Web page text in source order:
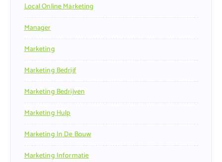
Local Online Marketing
Manager
Marketing
Marketing Bedrijf
Marketing Bedrijven
Marketing Hulp
Marketing In De Bouw
Marketing Informatie